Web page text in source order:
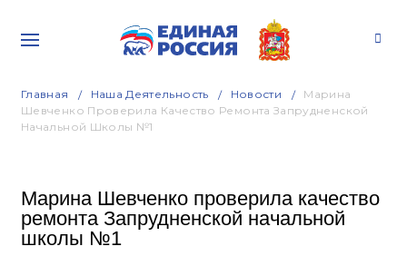
Главная Наша Деятельность Новости
Марина
Шевченко Проверила Качество Ремонта Запрудненской
Начальной Школы №1
Марина Шевченко проверила качество
ремонта Запрудненской начальной
школы №1